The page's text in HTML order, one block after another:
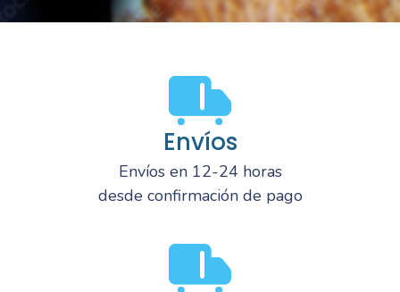
Envíos
Envíos en 12-24 horas
desde confirmación de pago